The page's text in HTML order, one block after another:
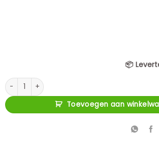
📦
Opbergdoos Lia orange aantal
Toevoegen aan